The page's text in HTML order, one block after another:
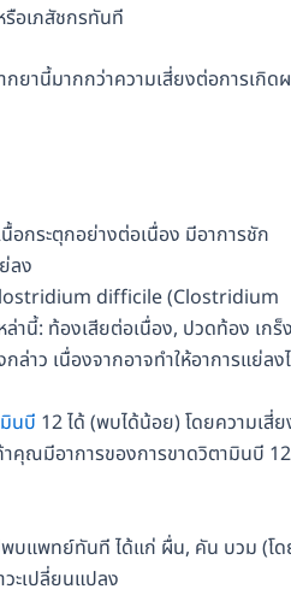
รือเภสัชกรทันที
กยานี้มากกว่าความเสี่ยงต่อการเกิด
นื้อกระตุกอย่างต่อเนื่อง มีอาการชัก
ลง
difficile (Clostridium
นี้: ท้องเสียต่อเนื่อง, ปวดท้อง เกร็
ว เนื่องจากอาจทำให้อาการแย่ลง
นบี 12 ได้ (พบได้น้อย) โดยความเสี่
คุณมีอาการของการขาดวิตามินบี 12
พบแพทย์ทันที ได้แก่ ผื่น, คัน บวม (โ
ะเปลี่ยนแปลง